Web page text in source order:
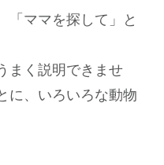
「ママを探して」と
まく説明できませ
に、いろいろな動物